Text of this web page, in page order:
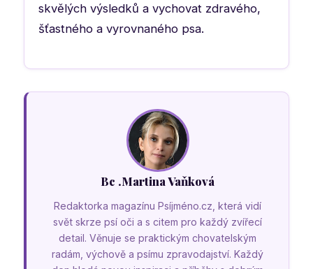
skvělých výsledků a vychovat zdravého,
šťastného a vyrovnaného psa.
Bc .Martina Vaňková
Redaktorka magazínu Psíjméno.cz, která vidí
svět skrze psí oči a s citem pro každý zvířecí
detail. Věnuje se praktickým chovatelským
radám, výchově a psímu zpravodajství. Každý